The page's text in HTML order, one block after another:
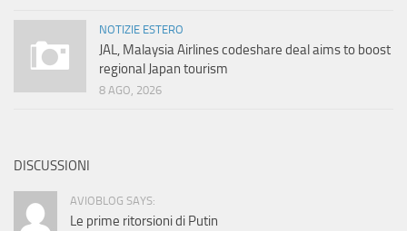
NOTIZIE ESTERO
JAL, Malaysia Airlines codeshare deal aims to boost
regional Japan tourism
8 AGO, 2026
DISCUSSIONI
AVIOBLOG SAYS:
Le prime ritorsioni di Putin